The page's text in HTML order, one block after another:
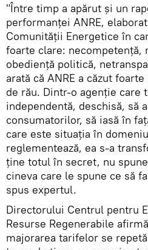
"Între timp a apărut și un
performanței ANRE,
Comunității Energetice în
foarte clare: necompetență,
obediență politică,
arată că ANRE a căzut
de rău. Dintr-o agenție care
independentă, deschisă, să
consumatorilor, să iasă în
care este situația în
reglementează, ea s-a
ține totul în secret, nu
cineva care le spune ce să
spus expertul.
Directorului Centrul pentru
Resurse Regenerabile
majorarea tarifelor se